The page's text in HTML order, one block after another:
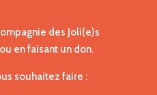
des Joli(e)s
en faisant un don.
souhaitez faire :